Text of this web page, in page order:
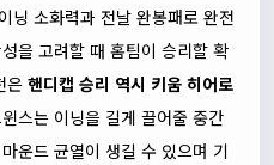
닝 소화력과 전날 완봉패로 완전
을 고려할 때 홈팀이 승리할 확
은 핸디캡 승리 역시 키움 히어로
스는 이닝을 길게 끌어줄 중간
운드 균열이 생길 수 있으며 기